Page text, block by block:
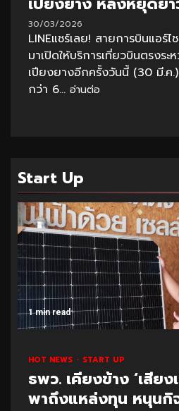
30/03/2026
LINEแชร์เลย! สายการบินแอร์
มาเปิดให้บริการเที่ยวบินตรงร
เปียงยางอีกครั้งวันนี้ (30 มี.ค
กว่า 6... อ่านต่อ
Start Up
1 min read
HOT NEWS START UP
ธพว. เคียงข้าง ‘เสียง
พาถึงแหล่งทุน หนุนกิ